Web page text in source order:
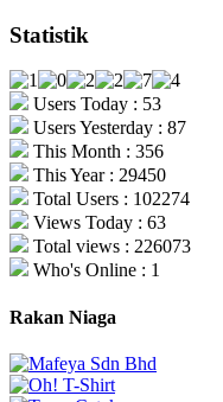
Statistik
Users Today : 53
Users Yesterday : 87
This Month : 356
This Year : 29450
Total Users : 102274
Views Today : 63
Total views : 226073
Who's Online : 1
Rakan Niaga